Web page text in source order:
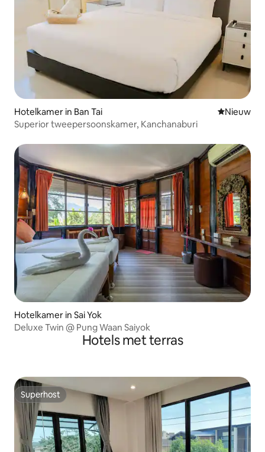
Hotelkamer in Ban Tai Nieuwe
Nieuw
Superior tweepersoonskamer, Kanchanaburi
Hotelkamer in Sai Yok
Deluxe Twin @ Pung Waan Saiyok
Hotels met terras
Superhost
Superhost